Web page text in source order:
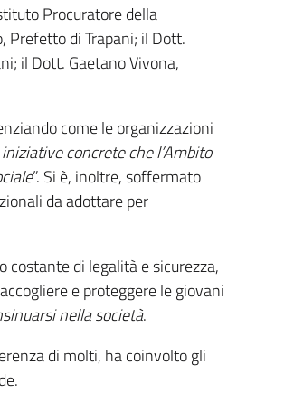
Procuratore della
Prefetto di Trapani; il Dott.
il Dott. Gaetano Vivona,
come le organizzazioni
concrete che l’Ambito
”. Si è, inoltre, soffermato
da adottare per
costante di legalità e sicurezza,
e proteggere le giovani
nella società.
di molti, ha coinvolto gli